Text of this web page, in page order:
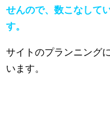
せんので、数こなして
す。
サイトのプランニング
います。